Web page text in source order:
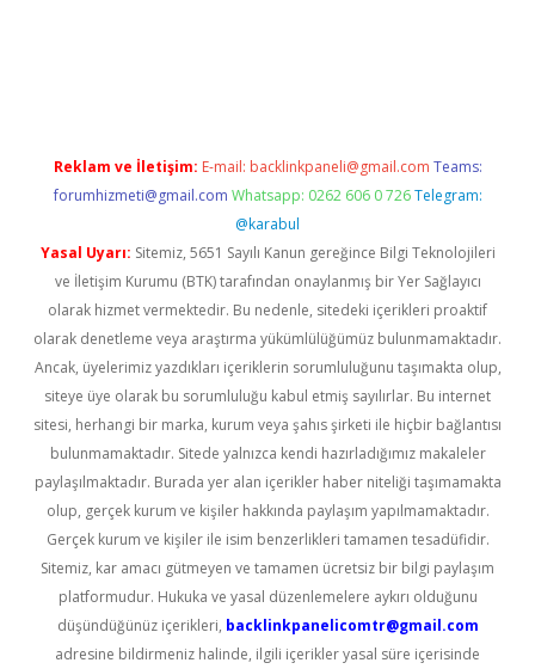
Reklam ve İletişim: E-mail: backlinkpaneli@gmail.com Teams:
forumhizmeti@gmail.com Whatsapp: 0262 606 0 726 Telegram:
@karabul
Yasal Uyarı: Sitemiz, 5651 Sayılı Kanun gereğince Bilgi Teknolojileri
ve İletişim Kurumu (BTK) tarafından onaylanmış bir Yer Sağlayıcı
olarak hizmet vermektedir. Bu nedenle, sitedeki içerikleri proaktif
olarak denetleme veya araştırma yükümlülüğümüz bulunmamaktadır.
Ancak, üyelerimiz yazdıkları içeriklerin sorumluluğunu taşımakta olup,
siteye üye olarak bu sorumluluğu kabul etmiş sayılırlar. Bu internet
sitesi, herhangi bir marka, kurum veya şahıs şirketi ile hiçbir bağlantısı
bulunmamaktadır. Sitede yalnızca kendi hazırladığımız makaleler
paylaşılmaktadır. Burada yer alan içerikler haber niteliği taşımamakta
olup, gerçek kurum ve kişiler hakkında paylaşım yapılmamaktadır.
Gerçek kurum ve kişiler ile isim benzerlikleri tamamen tesadüfidir.
Sitemiz, kar amacı gütmeyen ve tamamen ücretsiz bir bilgi paylaşım
platformudur. Hukuka ve yasal düzenlemelere aykırı olduğunu
düşündüğünüz içerikleri, backlinkpanelicomtr@gmail.com
adresine bildirmeniz halinde, ilgili içerikler yasal süre içerisinde